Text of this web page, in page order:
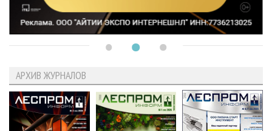
АРХИВ ЖУРНАЛОВ